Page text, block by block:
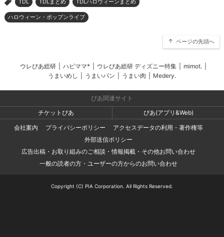
> TDL TDLまとめ TDLハロウィーンまとめ
ハロウィーン・ポップンライブ
ページの先頭へ
ウレぴあ総研 ハピママ* ウレぴあ総研 ディズニー特集 mimot.
うまいめし
うまいパン うまい肉 Medery.
ぴあ関連サイト
チケットぴあ
ぴあ(アプリ&Web)
会社案内
プライバシーポリシー
アクセスデータの利用・著作権等
外部送信ポリシー
広告出稿・お取り組みのご相談・情報掲載・その他お問い合わせ
一般の読者の方・ユーザーの方からのお問い合わせ
Copyright (C) PIA Corporation. All Rights Reserved.